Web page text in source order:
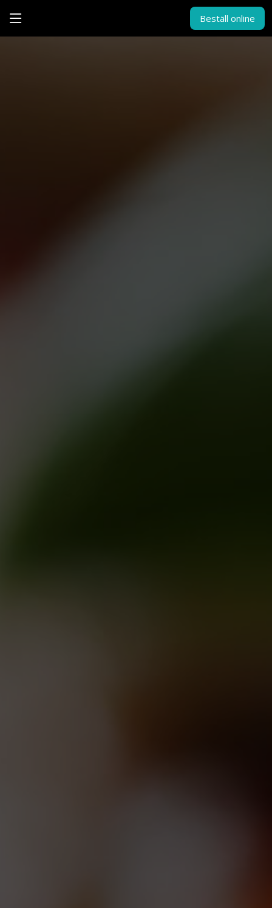
Beställ online